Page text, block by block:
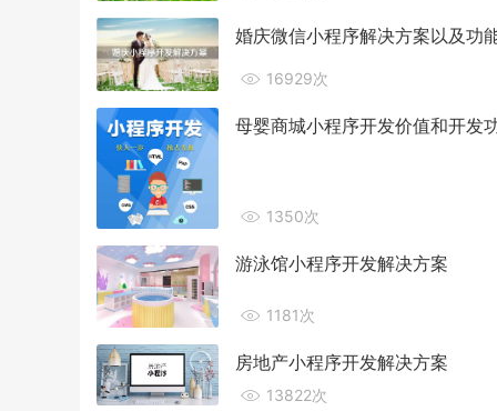
婚庆微信小程序解决方案以及功
16929次
母婴商城小程序开发价值和开发
1350次
游泳馆小程序开发解决方案
1181次
房地产小程序开发解决方案
13822次